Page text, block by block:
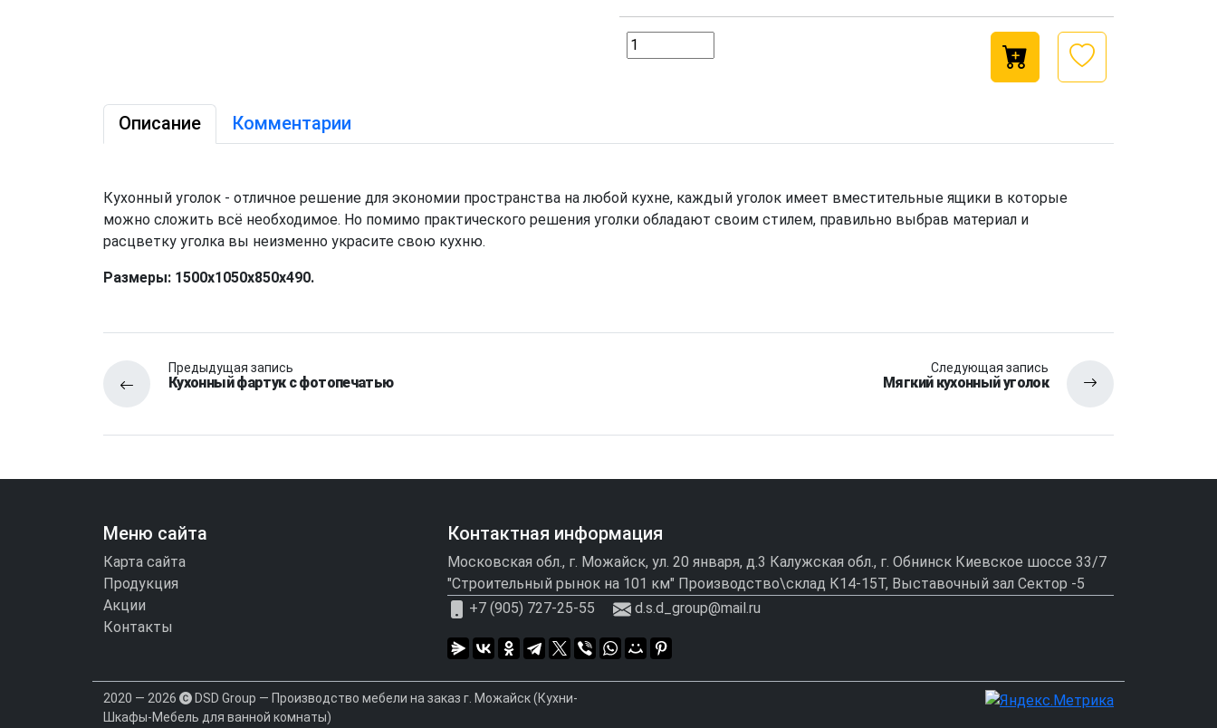
Описание Комментарии
Кухонный уголок - отличное решение для экономии пространства на любой кухне, каждый уголок имеет вместительные ящики в которые
можно сложить всё необходимое. Но помимо практического решения уголки обладают своим стилем, правильно выбрав материал и
расцветку уголка вы неизменно украсите свою кухню.
Размеры: 1500x1050x850x490.
Предыдущая запись
Кухонный фартук с фотопечатью
Следующая запись
Мягкий кухонный уголок
Меню сайта
Карта сайта
Продукция
Акции
Контакты
Контактная информация
Московская обл., г. Можайск, ул. 20 января, д.3 Калужская обл., г. Обнинск Киевское шоссе 33/7
"Строительный рынок на 101 км" Производство\склад К14-15Т, Выставочный зал Сектор -5
+7 (905) 727-25-55
d.s.d_group@mail.ru
2020 — 2026
DSD Group — Производство мебели на заказ г. Можайск (Кухни-
Шкафы-Мебель для ванной комнаты)